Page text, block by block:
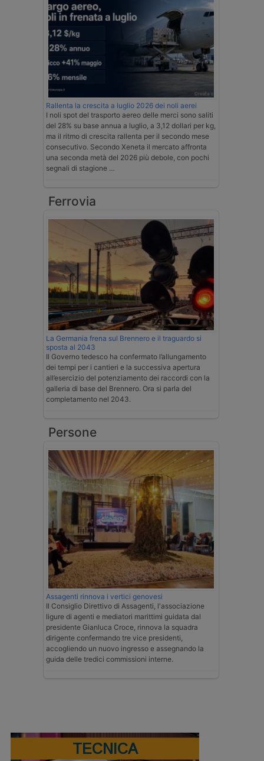
Rallenta la crescita a luglio 2026 dei noli aerei
I noli spot del trasporto aereo delle merci sono saliti
del 28% su base annua a luglio, a 3,12 dollari per kg,
ma il ritmo di crescita rallenta per il secondo mese
consecutivo. Secondo Xeneta il mercato affronta
una seconda metà del 2026 più debole, con pochi
segnali di stagione …
Ferrovia
La Germania frena sul Brennero e il traguardo si
sposta al 2043
Il Governo tedesco ha confermato l’allungamento
dei tempi per i cantieri e la successiva apertura
all’esercizio del potenziamento dei raccordi con la
galleria di base del Brennero. Ora si parla del
completamento nel 2043.
Persone
Assagenti rinnova i vertici genovesi
Il Consiglio Direttivo di Assagenti, l'associazione
ligure di agenti e mediatori marittimi guidata dal
presidente Gianluca Croce, rinnova la squadra
dirigente confermando tre vice presidenti,
accogliendo un nuovo ingresso e assegnando la
guida delle tredici commissioni interne.
TECNICA